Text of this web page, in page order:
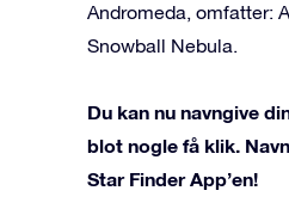
Andromeda, omfatter:
Snowball Nebula.
Du kan nu navngive
blot nogle få klik.
Star Finder App’en!